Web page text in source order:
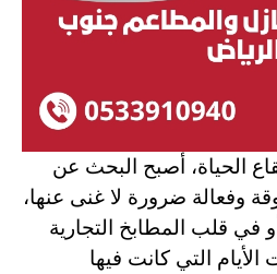
الحياة، أصبح البحث عن
وفعالة ضرورة لا غنى عنها،
في قلب المطابخ التجارية
الأيام التي كانت فيها